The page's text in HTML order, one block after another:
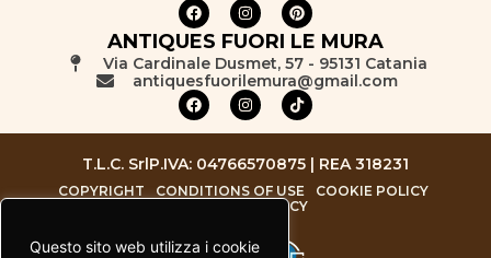
Questo sito web utilizza i cookie
ANTIQUES FUORI LE MURA
Via Cardinale Dusmet, 57 - 95131 Catania
antiquesfuorilemura@gmail.com
T.L.C. SrlP.IVA: 04766570875 | REA 318231
COPYRIGHT CONDITIONS OF USE
COOKIE POLICY
PRIVACY POLICY